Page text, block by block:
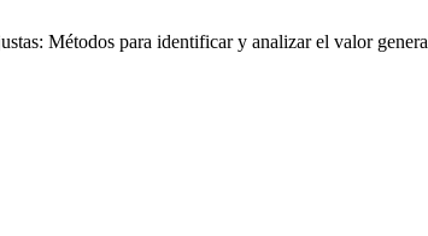
Métodos para identificar y analizar el valor